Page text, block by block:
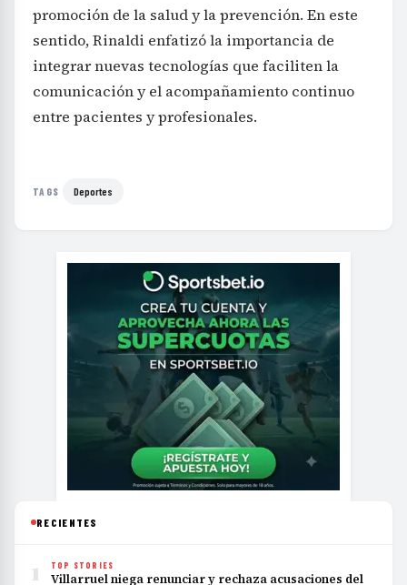
promoción de la salud y la prevención. En este
sentido, Rinaldi enfatizó la importancia de
integrar nuevas tecnologías que faciliten la
comunicación y el acompañamiento continuo
entre pacientes y profesionales.
TAGS Deportes
RECIENTES
1 TOP STORIES
Villarruel niega renunciar y rechaza acusaciones del